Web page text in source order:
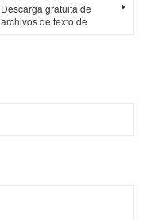
Descarga gratuita de
archivos de texto de